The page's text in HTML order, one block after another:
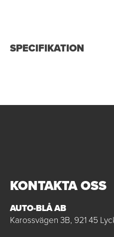
SPECIFIKATION
KONTAKTA OSS
AUTO-BLÅ AB
Karossvägen 3B, 921 45